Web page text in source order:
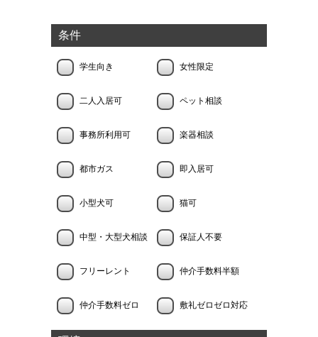
条件
学生向き 女性限定
二人入居可 ペット相談
事務所利用可 楽器相談
都市ガス 即入居可
小型犬可 猫可
中型・大型犬相談 保証人不要
フリーレント 仲介手数料半額
仲介手数料ゼロ 敷礼ゼロゼロ対応